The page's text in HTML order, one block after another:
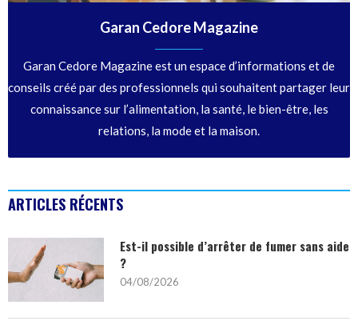
Garan Cedore Magazine
Garan Cedore Magazine est un espace d’informations et de
conseils créé par des professionnels qui souhaitent partager leur
connaissance sur l’alimentation, la santé, le bien-être, les
relations, la mode et la maison.
ARTICLES RÉCENTS
Est-il possible d’arrêter de fumer sans aide
?
04/08/2026